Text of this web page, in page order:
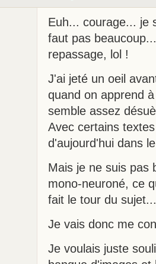
Euh... courage... je
faut pas
repassage, lol !
J'ai jeté un oeil
quand on apprend
semble assez
Avec certains
d'aujourd'hui dans
Mais je ne suis pas
mono-neuroné, ce
fait le tour du
Je vais donc me
Je voulais juste